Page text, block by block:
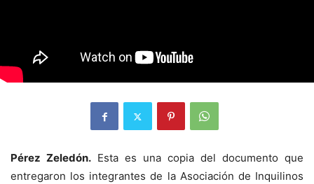
Pérez Zeledón. Esta es una copia del documento que
entregaron los integrantes de la Asociación de Inquilinos